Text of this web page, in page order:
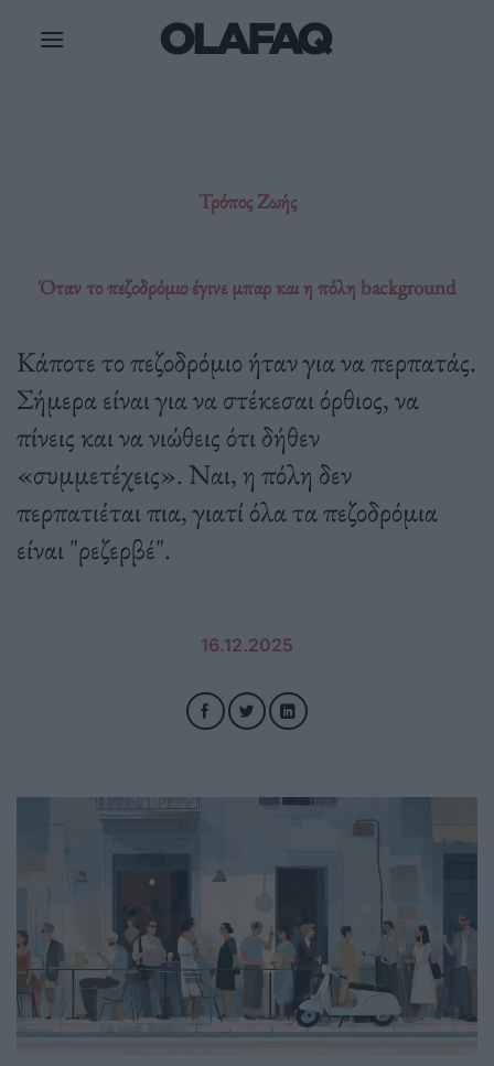
Τρόπος Ζωής
Όταν το πεζοδρόμιο έγινε μπαρ και η πόλη background
Κάποτε το πεζοδρόμιο ήταν για να περπατάς.
Σήμερα είναι για να στέκεσαι όρθιος, να
πίνεις και να νιώθεις ότι δήθεν
«συμμετέχεις». Ναι, η πόλη δεν
περπατιέται πια, γιατί όλα τα πεζοδρόμια
είναι "ρεζερβέ".
16.12.2025